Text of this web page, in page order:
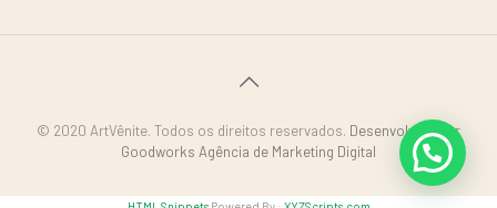
© 2020 ArtVênite. Todos os direitos reservados. Desenvolvido por
Goodworks Agência de Marketing Digital